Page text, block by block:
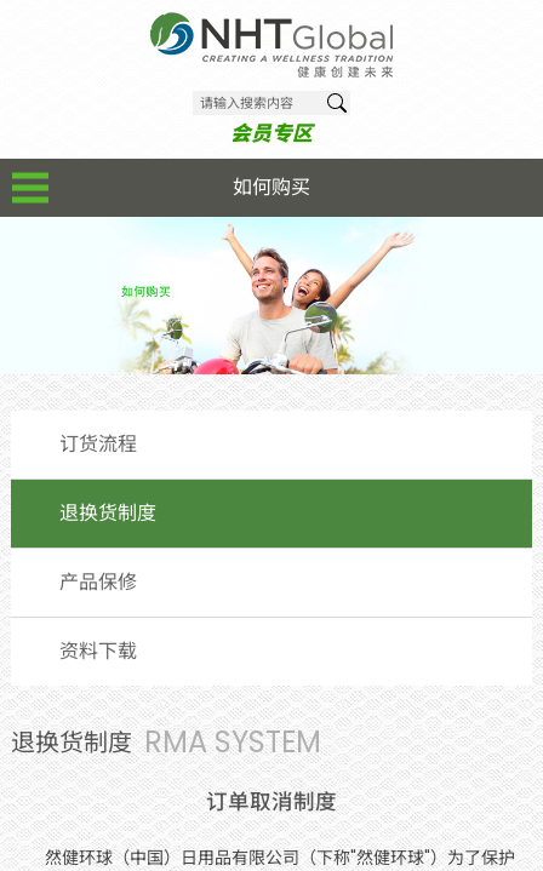
会员专区
如何购买
订货流程
退换货制度
产品保修
资料下载
退换货制度 RMA SYSTEM
订单取消制度
然健环球（中国）日用品有限公司（下称"然健环球"）为了保护